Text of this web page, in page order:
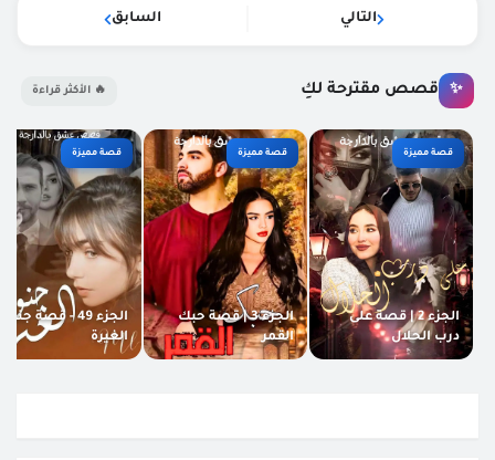
التالي السابق
✨ قصص مقترحة لكِ 🔥 الأكثر قراءة
قصة مميزة
الجزء 2 | قصة على
درب الحلال
قصة مميزة
الجزء 3 | قصة حبك
القمر
قصة مميزة
الجزء 49 - قصة جنون
الغيرة